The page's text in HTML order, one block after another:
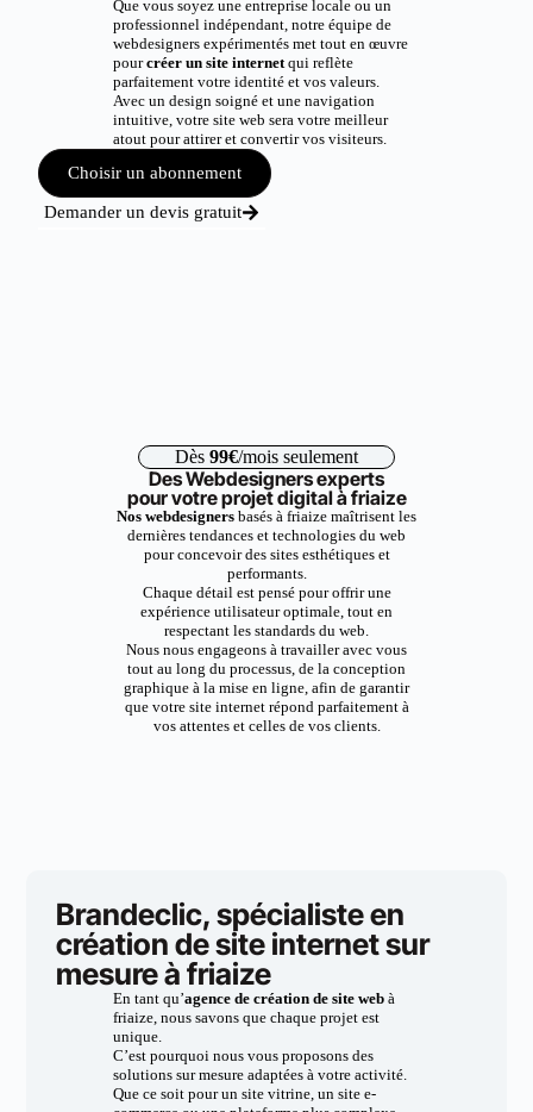
Que vous soyez une entreprise locale ou un
professionnel indépendant, notre équipe de
webdesigners expérimentés met tout en œuvre
pourcréer un site internetqui reflète
parfaitement votre identité et vos valeurs.
Avec un design soigné et une navigation
intuitive, votre site web sera votre meilleur
atout pour attirer et convertir vos visiteurs.
Choisir un abonnement
Demander un devis gratuit
Dès 99€/mois seulement
Des Webdesigners experts
pour votre projet digital à friaize
Nos webdesigners basés à friaize maîtrisent les
dernières tendances et technologies du web
pour concevoir des sites esthétiques et
performants.
Chaque détail est pensé pour offrir une
expérience utilisateur optimale, tout en
respectant les standards du web.
Nous nous engageons à travailler avec vous
tout au long du processus, de la conception
graphique à la mise en ligne, afin de garantir
que votre site internet répond parfaitement à
vos attentes et celles de vos clients.
Brandeclic, spécialiste en
création de site internet sur
mesure à friaize
En tant qu’agence de création de site webà
friaize, nous savons que chaque projet est
unique.
C’est pourquoi nous vous proposons des
solutions sur mesure adaptées à votre activité.
Que ce soit pour un site vitrine, un site e-